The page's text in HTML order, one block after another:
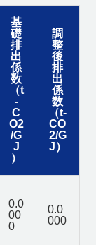
基
礎
排
出
係
数
（t
-
C
O2
/G
J
）
調
整
後
排
出
係
数
（t-
CO
2/G
J）
0.0
00
0
0.0
000